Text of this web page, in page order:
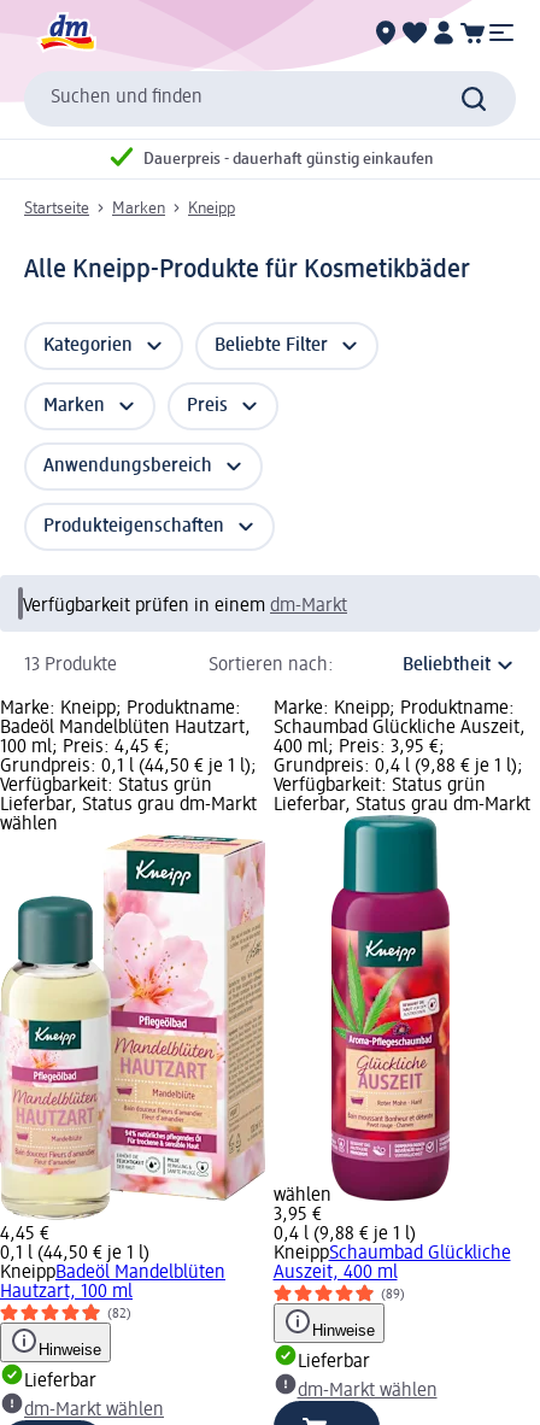
Suchen und finden
Dauerpreis - dauerhaft günstig einkaufen
Startseite Marken Kneipp
Alle Kneipp-Produkte für Kosmetikbäder
Kategorien Beliebte Filter
Marken Preis
Anwendungsbereich
Produkteigenschaften
Verfügbarkeit prüfen in einem dm-Markt
13 Produkte Sortieren nach:
Marke: Kneipp; Produktname:
Badeöl Mandelblüten Hautzart,
100 ml; Preis: 4,45 €;
Grundpreis: 0,1 l (44,50 € je 1 l);
Verfügbarkeit: Status grün
Lieferbar, Status grau dm-Markt
wählen
4,45 €
0,1 l (44,50 € je 1 l)
KneippBadeöl Mandelblüten
Hautzart, 100 ml
(82)
Hinweise
Lieferbar
dm-Markt wählen
Marke: Kneipp; Produktname:
Schaumbad Glückliche Auszeit,
400 ml; Preis: 3,95 €;
Grundpreis: 0,4 l (9,88 € je 1 l);
Verfügbarkeit: Status grün
Lieferbar, Status grau dm-Markt
wählen
3,95 €
0,4 l (9,88 € je 1 l)
KneippSchaumbad Glückliche
Auszeit, 400 ml
(89)
Hinweise
Lieferbar
dm-Markt wählen